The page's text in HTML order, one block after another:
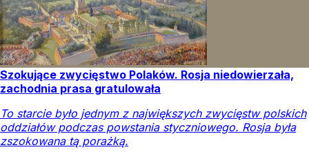
Szokujące zwycięstwo Polaków. Rosja niedowierzała,
zachodnia prasa gratulowała
To starcie było jednym z największych zwycięstw polskich
oddziałów podczas powstania styczniowego. Rosja była
zszokowana tą porażką.